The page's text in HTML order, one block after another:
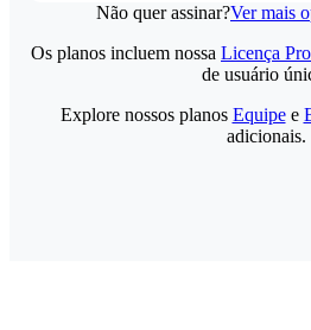
Não quer assinar?Ver mais
Os planos incluem nossa Licença
de usuário
Explore nossos planos Equipee
adicionais.